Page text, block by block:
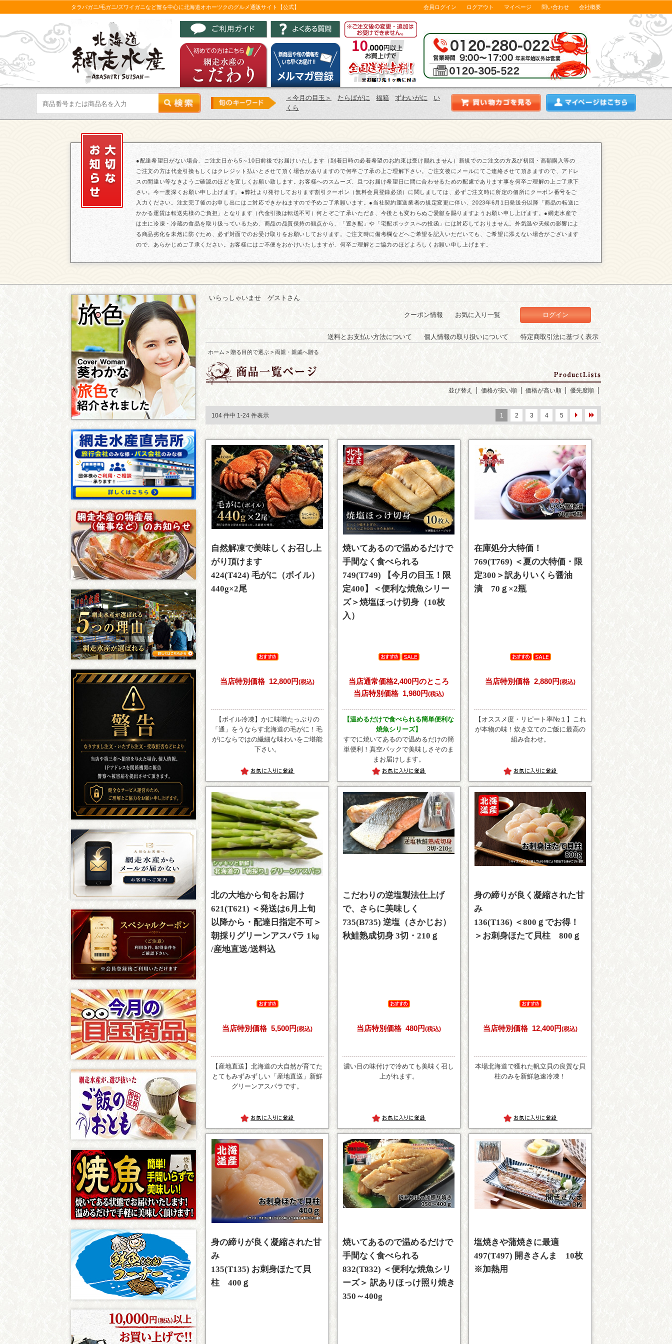
タラバガニ/毛ガニ/ズワイガニなど蟹を中心に北海道オホーツクのグルメ通販サイト【公式】 会社概要
問い合わせ
マイページ
ログアウト
会員ログイン
＜今月の目玉＞ たらばがに 福箱 ずわいがに
い
くら
●配達希望日がない場合、ご注文日から5～10日前後でお届けいたします（到着日時の必着希望のお約束は受け賜れません）新規でのご注文の方及び初回・高額購入等の
ご注文の方は代金引換もしくはクレジット払いとさせて頂く場合がありますので何卒ご了承の上ご理解下さい。ご注文後にメールにてご連絡させて頂きますので、アドレ
スの間違い等なきようご確認のほどを宜しくお願い致します。お客様へのスムーズ、且つお届け希望日に間に合わせるための配慮であります事を何卒ご理解の上ご了承下
さい。今一度深くお願い申し上げます。●弊社より発行しております割引クーポン（無料会員登録必須）に関しましては、必ずご注文時に所定の個所にクーポン番号をご
入力ください。注文完了後のお申し出にはご対応できかねますので予めご了承願います。●当社契約運送業者の規定変更に伴い、2023年6月1日発送分以降「商品の転送に
かかる運賃は転送先様のご負担」となります（代金引換は転送不可）何とぞご了承いただき、今後とも変わらぬご愛顧を賜りますようお願い申し上げます。●網走水産で
は主に冷凍・冷蔵の食品を取り扱っているため、商品の品質保持の観点から、「置き配」や「宅配ボックスへの投函」には対応しておりません。外気温や天候の影響によ
る商品劣化を未然に防ぐため、必ず対面でのお受け取りをお願いしております。ご注文時に備考欄などへご希望を記入いただいても、ご希望に添えない場合がございます
ので、あらかじめご了承ください。お客様にはご不便をおかけいたしますが、何卒ご理解とご協力のほどよろしくお願い申し上げます。
いらっしゃいませ ゲストさん
クーポン情報 お気に入り一覧 ログイン
送料とお支払い方法について 個人情報の取り扱いについて 特定商取引法に基づく表示
ホーム > 贈る目的で選ぶ > 両親・親戚へ贈る
並び替え 価格が安い順 価格が高い順 優先度順
104 件中 1-24 件表示 1 2 3 4 5
自然解凍で美味しくお召し上
がり頂けます
424(T424) 毛がに（ボイル）
440g×2尾
当店特別価格 12,800円(税込)
【ボイル冷凍】かに味噌たっぷりの
「通」をうならす北海道の毛がに！毛
がにならではの繊細な味わいをご堪能
下さい。
焼いてあるので温めるだけで
手間なく食べられる
749(T749) 【今月の目玉！限
定400】＜便利な焼魚シリー
ズ＞焼塩ほっけ切身（10枚
入）
当店通常価格2,400円のところ
当店特別価格 1,980円(税込)
【温めるだけで食べられる簡単便利な
焼魚シリーズ】
すでに焼いてあるので温めるだけの簡
単便利！真空パックで美味しさそのま
まお届けします。
在庫処分大特価！
769(T769) ＜夏の大特価・限
定300＞訳ありいくら醤油
漬 70ｇ×2瓶
当店特別価格 2,880円(税込)
【オススメ度・リピート率№１】これ
が本物の味！炊き立てのご飯に最高の
組み合わせ。
北の大地から旬をお届け
621(T621) ＜発送は6月上旬
以降から・配達日指定不可＞
朝採りグリーンアスパラ 1㎏
/産地直送/送料込
当店特別価格 5,500円(税込)
【産地直送】北海道の大自然が育てた
とてもみずみずしい「産地直送」新鮮
グリーンアスパラです。
こだわりの逆塩製法仕上げ
で、さらに美味しく
735(B735) 逆塩（さかじお）
秋鮭熟成切身 3切・210ｇ
当店特別価格 480円(税込)
濃い目の味付けで冷めても美味く召し
上がれます。
身の締りが良く凝縮された甘
み
136(T136) ＜800ｇでお得！
＞お刺身ほたて貝柱 800ｇ
当店特別価格 12,400円(税込)
本場北海道で獲れた帆立貝の良質な貝
柱のみを新鮮急速冷凍！
身の締りが良く凝縮された甘
み
135(T135) お刺身ほたて貝
柱 400ｇ
焼いてあるので温めるだけで
手間なく食べられる
832(T832) ＜便利な焼魚シリ
ーズ＞ 訳ありほっけ照り焼き
350～400g
塩焼きや蒲焼きに最適
497(T497) 開きさんま 10枚
※加熱用